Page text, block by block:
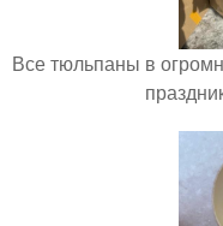
Все тюльпаны в